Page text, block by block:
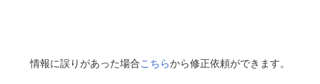
情報に誤りがあった場合こちらから修正依頼ができます。